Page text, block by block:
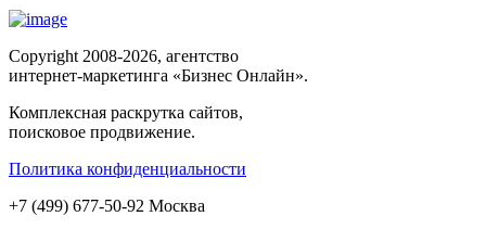
Copyright 2008-2026, агентство
интернет-маркетинга «Бизнес Онлайн».
Комплексная раскрутка сайтов,
поисковое продвижение.
Политика конфиденциальности
+7 (499) 677-50-92 Москва